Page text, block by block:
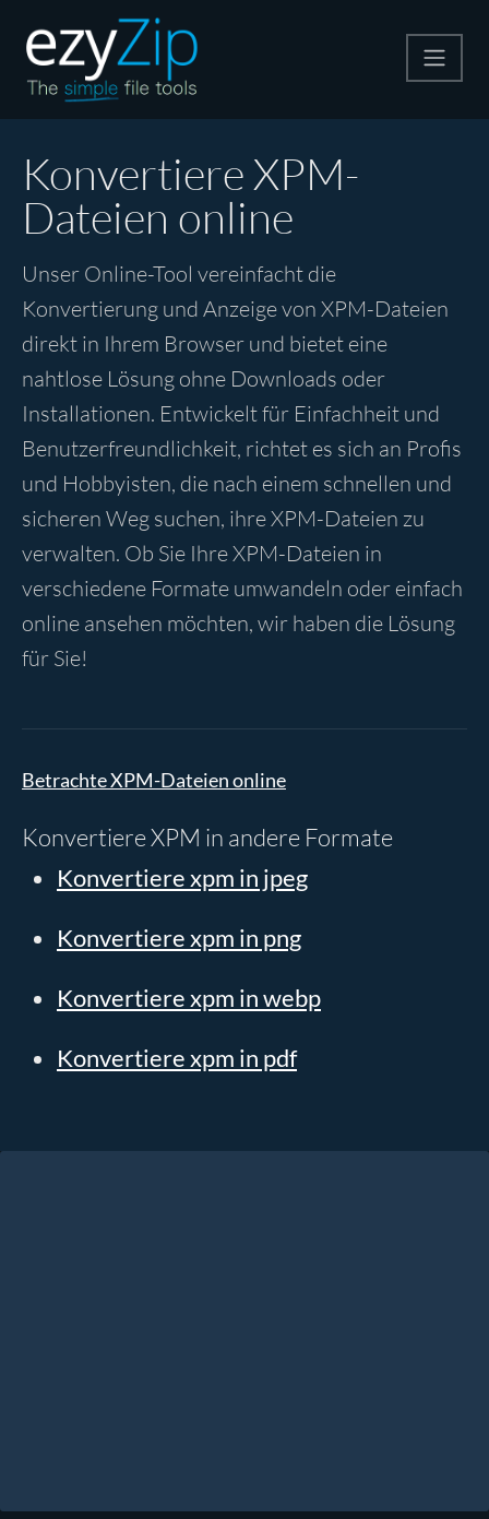
Entpacken
Konvertiere
Weitere Tools
Konvertiere XPM-
Dateien online
Unser Online-Tool vereinfacht die
Konvertierung und Anzeige von XPM-Dateien
direkt in Ihrem Browser und bietet eine
nahtlose Lösung ohne Downloads oder
Installationen. Entwickelt für Einfachheit und
Benutzerfreundlichkeit, richtet es sich an Profis
und Hobbyisten, die nach einem schnellen und
sicheren Weg suchen, ihre XPM-Dateien zu
verwalten. Ob Sie Ihre XPM-Dateien in
verschiedene Formate umwandeln oder einfach
online ansehen möchten, wir haben die Lösung
für Sie!
Betrachte XPM-Dateien online
Konvertiere XPM in andere Formate
Konvertiere xpm in jpeg
Konvertiere xpm in png
Konvertiere xpm in webp
Konvertiere xpm in pdf